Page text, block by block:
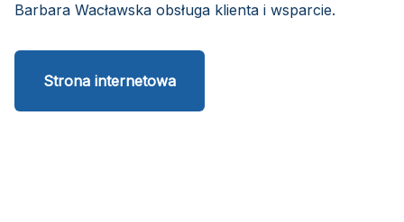
Barbara Wacławska obsługa klienta i wsparcie.
Strona internetowa